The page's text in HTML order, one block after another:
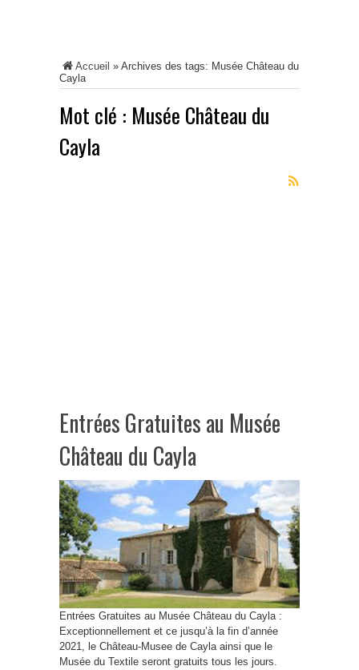
Accueil » Archives des tags: Musée Château du
Cayla
Mot clé : Musée Château du
Cayla
Entrées Gratuites au Musée
Château du Cayla
Entrées Gratuites au Musée Château du Cayla :
Exceptionnellement et ce jusqu’à la fin d’année
2021, le Château-Musee de Cayla ainsi que le
Musée du Textile seront gratuits tous les jours.